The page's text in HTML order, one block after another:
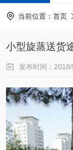
当前位置： 首页
小型旋蒸送货
发布时间：